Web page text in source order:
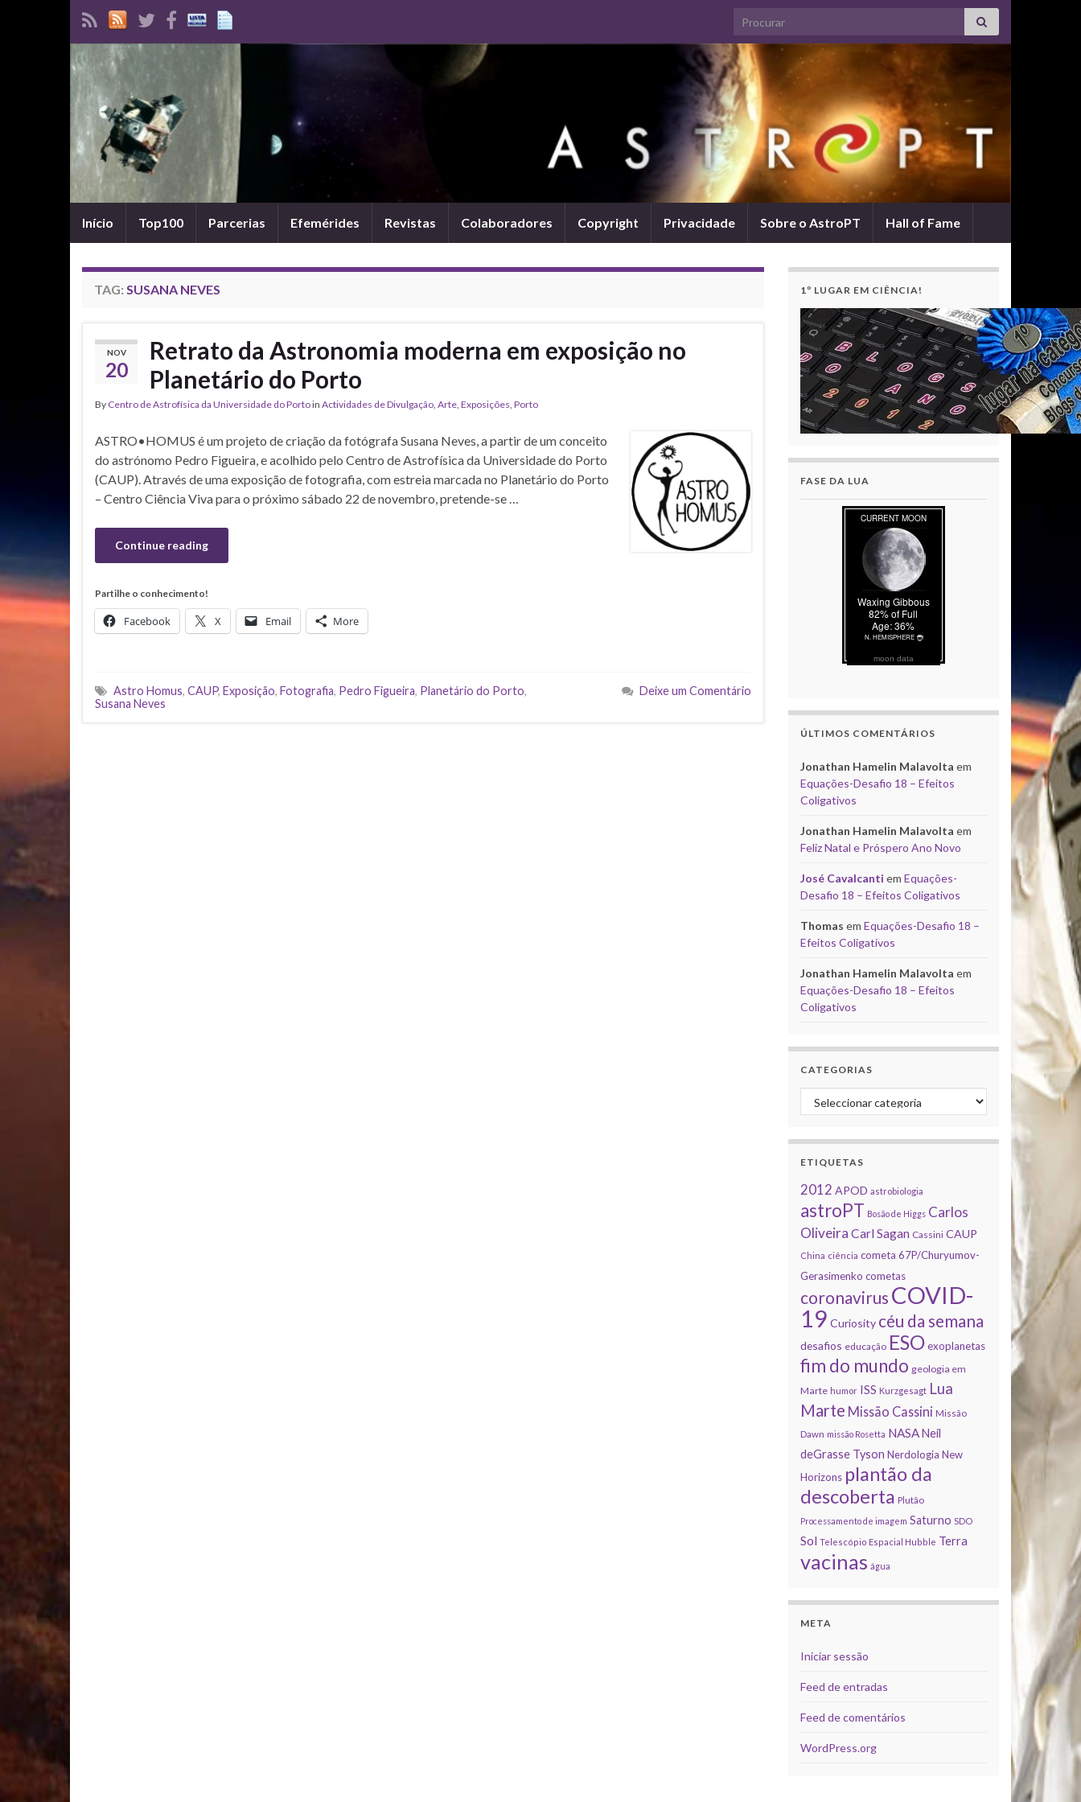
Search for:
Início Top100 Parcerias Efemérides Revistas Colaboradores Copyright Privacidade Sobre o AstroPT Hall of Fame
TAG: SUSANA NEVES
NOV
20
Retrato da Astronomia moderna em exposição no
Planetário do Porto
By Centro de Astrofísica da Universidade do Portoin Actividades de Divulgação, Arte, Exposições, Porto
ASTRO•HOMUS é um projeto de criação da fotógrafa Susana Neves, a partir de um conceito
do astrónomo Pedro Figueira, e acolhido pelo Centro de Astrofísica da Universidade do Porto
(CAUP). Através de uma exposição de fotografia, com estreia marcada no Planetário do Porto
– Centro Ciência Viva para o próximo sábado 22 de novembro, pretende-se …
Continue reading
Partilhe o conhecimento!
Facebook X Email More
Astro Homus, CAUP, Exposição, Fotografia, Pedro Figueira, Planetário do Porto,
Susana Neves
Deixe um Comentário
1º LUGAR EM CIÊNCIA!
FASE DA LUA
moon data
ÚLTIMOS COMENTÁRIOS
Jonathan Hamelin Malavolta em
Equações-Desafio 18 – Efeitos
Coligativos
Jonathan Hamelin Malavolta em
Feliz Natal e Próspero Ano Novo
José Cavalcanti em Equações-
Desafio 18 – Efeitos Coligativos
Thomas em Equações-Desafio 18 –
Efeitos Coligativos
Jonathan Hamelin Malavolta em
Equações-Desafio 18 – Efeitos
Coligativos
CATEGORIAS
Categorias
ETIQUETAS
2012 APOD astrobiologia
astroPT Bosão de Higgs Carlos
Oliveira Carl Sagan Cassini CAUP
China ciência cometa 67P/Churyumov-
Gerasimenko cometas
coronavirus COVID-
19 Curiosity céu da semana
desafios educação ESO exoplanetas
fim do mundo geologia em
Marte humor ISS Kurzgesagt Lua
Marte Missão Cassini Missão
Dawn missão Rosetta NASA Neil
deGrasse Tyson Nerdologia New
Horizons plantão da
descoberta Plutão
Processamento de imagem Saturno SDO
Sol Telescópio Espacial Hubble Terra
vacinas água
META
Iniciar sessão
Feed de entradas
Feed de comentários
WordPress.org